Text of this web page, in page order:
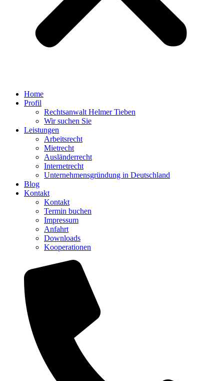
Home
Profil
Rechtsanwalt Helmer Tieben
Wir suchen Sie
Leistungen
Arbeitsrecht
Mietrecht
Ausländerrecht
Internetrecht
Unternehmensgründung in Deutschland
Blog
Kontakt
Kontakt
Termin buchen
Impressum
Anfahrt
Downloads
Kooperationen